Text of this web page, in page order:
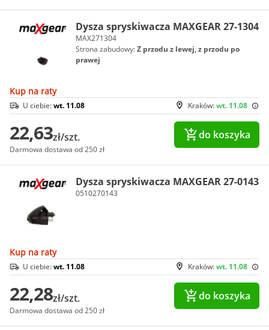
Dysza spryskiwacza MAXGEAR 27-1304
MAX271304
Strona zabudowy:Z przodu z lewej, z przodu po
prawej
Kup na raty
Kraków:wt. 11.08
U ciebie:wt. 11.08
22,63zł/szt.
Darmowa dostawa od 250 zł
do koszyka
Dysza spryskiwacza MAXGEAR 27-0143
0510270143
Kup na raty
Kraków:wt. 11.08
U ciebie:wt. 11.08
22,28zł/szt.
Darmowa dostawa od 250 zł
do koszyka